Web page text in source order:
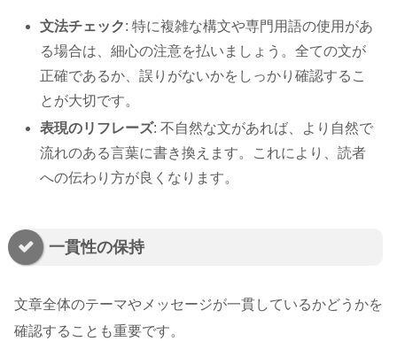
文法チェック: 特に複雑な構文や専門用語の使用があ
る場合は、細心の注意を払いましょう。全ての文が
正確であるか、誤りがないかをしっかり確認するこ
とが大切です。
表現のリフレーズ: 不自然な文があれば、より自然で
流れのある言葉に書き換えます。これにより、読者
への伝わり方が良くなります。
一貫性の保持
文章全体のテーマやメッセージが一貫しているかどうかを
確認することも重要です。